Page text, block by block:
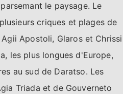
le paysage. Le
criques et plages de
Apostoli, Glaros et Chrissi
les plus longues d'Europe,
au sud de Daratso. Les
Triada et de Gouverneto